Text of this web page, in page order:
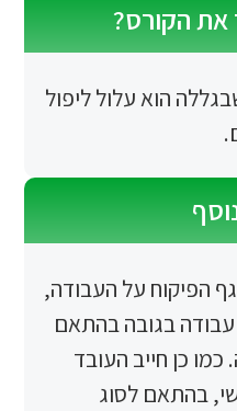
ליפול
העבודה,
בהתאם